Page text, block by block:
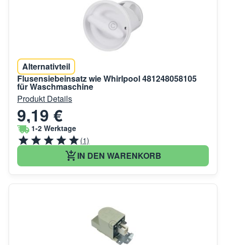
Alternativteil
Flusensiebeinsatz wie Whirlpool 481248058105
für Waschmaschine
Produkt Details
9,19 €
1-2 Werktage
(1)
IN DEN WARENKORB